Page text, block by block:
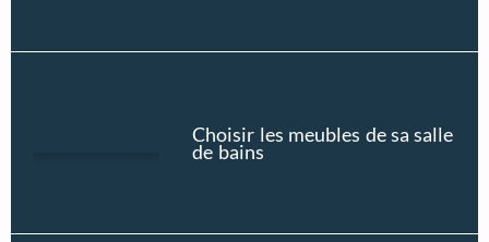
Choisir les meubles de sa salle
de bains